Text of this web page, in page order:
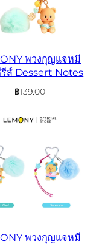
พวงกุญแจหมี
รีส์ Dessert Notes
฿139.00
พวงกุญแจหมี